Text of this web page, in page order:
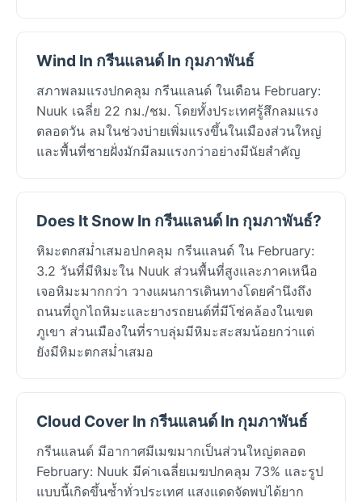
Wind In กรีนแลนด์ In กุมภาพันธ์
สภาพลมแรงปกคลุม กรีนแลนด์ ในเดือน February:
Nuuk เฉลี่ย 22 กม./ชม. โดยทั้งประเทศรู้สึกลมแรง
ตลอดวัน ลมในช่วงบ่ายเพิ่มแรงขึ้นในเมืองส่วนใหญ่
และพื้นที่ชายฝั่งมักมีลมแรงกว่าอย่างมีนัยสำคัญ
Does It Snow In กรีนแลนด์ In กุมภาพันธ์?
หิมะตกสม่ำเสมอปกคลุม กรีนแลนด์ ใน February:
3.2 วันที่มีหิมะใน Nuuk ส่วนพื้นที่สูงและภาคเหนือ
เจอหิมะมากกว่า วางแผนการเดินทางโดยคำนึงถึง
ถนนที่ถูกไถหิมะและยางรถยนต์ที่มีโซ่คล้องในเขต
ภูเขา ส่วนเมืองในที่ราบลุ่มมีหิมะสะสมน้อยกว่าแต่
ยังมีหิมะตกสม่ำเสมอ
Cloud Cover In กรีนแลนด์ In กุมภาพันธ์
กรีนแลนด์ มีอากาศมีเมฆมากเป็นส่วนใหญ่ตลอด
February: Nuuk มีค่าเฉลี่ยเมฆปกคลุม 73% และรูป
แบบนี้เกิดขึ้นซ้ำทั่วประเทศ แสงแดดจัดพบได้ยาก